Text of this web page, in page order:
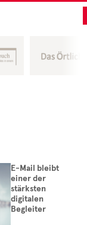
E-Mail bleibt
einer der
stärksten
digitalen
Begleiter